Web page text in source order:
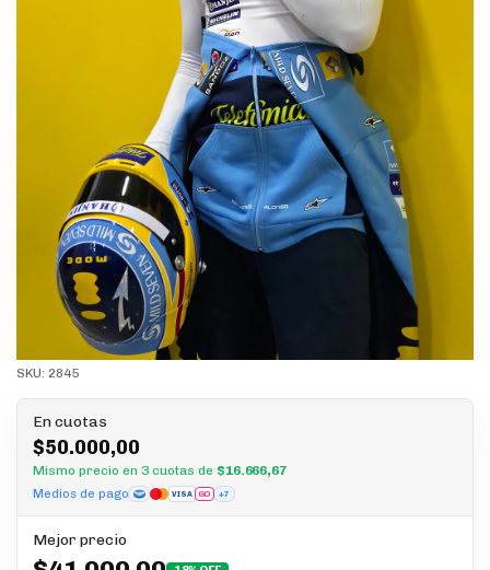
SKU: 2845
En cuotas
$50.000,00
Mismo precio en 3 cuotas de $16.666,67
Medios de pago VISA GO +7
Mejor precio